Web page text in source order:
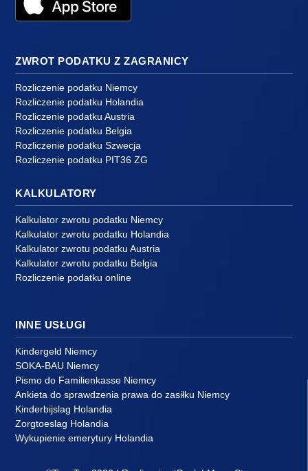
ZWROT PODATKU Z ZAGRANICY
Rozliczenie podatku Niemcy
Rozliczenie podatku Holandia
Rozliczenie podatku Austria
Rozliczenie podatku Belgia
Rozliczenie podatku Szwecja
Rozliczenie podatku PIT36 ZG
KALKULATORY
Kalkulator zwrotu podatku Niemcy
Kalkulator zwrotu podatku Holandia
Kalkulator zwrotu podatku Austria
Kalkulator zwrotu podatku Belgia
Rozliczenie podatku online
INNE USŁUGI
Kindergeld Niemcy
SOKA-BAU Niemcy
Pismo do Familienkasse Niemcy
Ankieta do sprawdzenia prawa do zasiłku Niemcy
Kinderbijslag Holandia
Zorgtoeslag Holandia
Wykupienie emerytury Holandia